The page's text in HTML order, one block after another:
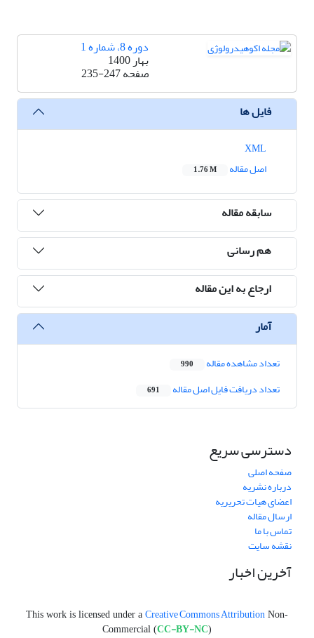
دوره 8، شماره 1
بهار 1400
صفحه235-247
فایل ها
اصل مقاله
1.76 M
سابقه مقاله
هم رسانی
ارجاع به این مقاله
آمار
تعداد مشاهده مقاله 990
تعداد دریافت فایل اصل مقاله 691
دسترسی سریع
صفحه اصلی
درباره نشریه
اعضای هیات تحریریه
ارسال مقاله
تماس با ما
نقشه سایت
آخرین اخبار
This work is licensed under a Creative Commons Attribution Non-
Commercial (CC-BY-NC)